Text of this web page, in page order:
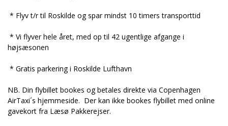
* Flyv t/r til Roskilde og spar mindst 10 timers transporttid
* Vi flyver hele året, med op til 42 ugentlige afgange i
højsæsonen
* Gratis parkering i Roskilde Lufthavn
NB. Din flybillet bookes og betales direkte via Copenhagen
AirTaxi´s hjemmeside. Der kan ikke bookes flybillet med online
gavekort fra Læsø Pakkerejser.